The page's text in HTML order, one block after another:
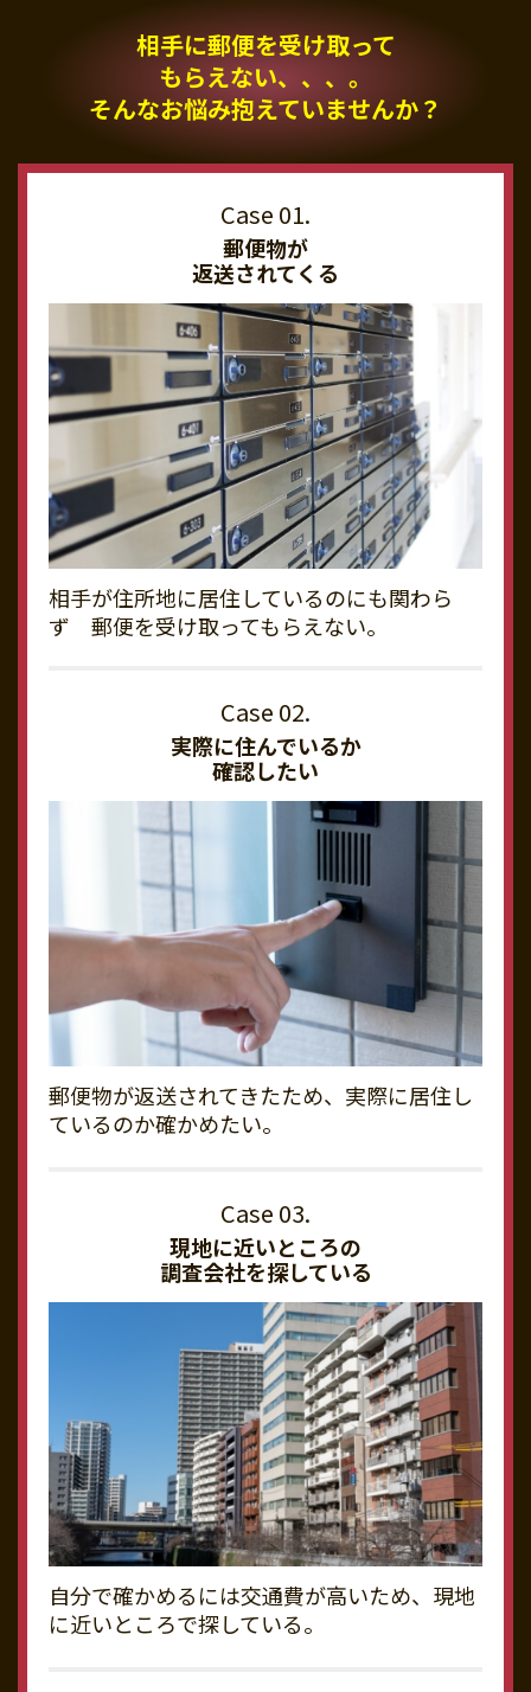
相手に郵便を受け取って
もらえない、、、。
そんなお悩み抱えていませんか？
郵便物が
返送されてくる
相手が住所地に居住しているのにも関わら
ず 郵便を受け取ってもらえない。
実際に住んでいるか
確認したい
郵便物が返送されてきたため、実際に居住し
ているのか確かめたい。
現地に近いところの
調査会社を探している
自分で確かめるには交通費が高いため、現地
に近いところで探している。